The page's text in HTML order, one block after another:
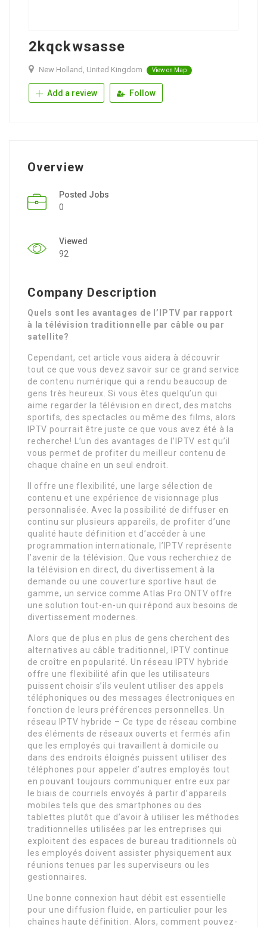
2kqckwsasse
New Holland, United Kingdom View on Map
Add a review Follow
Overview
Posted Jobs
0
Viewed
92
Company Description
Quels sont les avantages de l’IPTV par rapport
à la télévision traditionnelle par câble ou par
satellite?
Cependant, cet article vous aidera à découvrir
tout ce que vous devez savoir sur ce grand service
de contenu numérique qui a rendu beaucoup de
gens très heureux. Si vous êtes quelqu’un qui
aime regarder la télévision en direct, des matchs
sportifs, des spectacles ou même des films, alors
IPTV pourrait être juste ce que vous avez été à la
recherche! L’un des avantages de l’IPTV est qu’il
vous permet de profiter du meilleur contenu de
chaque chaîne en un seul endroit.
Il offre une flexibilité, une large sélection de
contenu et une expérience de visionnage plus
personnalisée. Avec la possibilité de diffuser en
continu sur plusieurs appareils, de profiter d’une
qualité haute définition et d’accéder à une
programmation internationale, l’IPTV représente
l’avenir de la télévision. Que vous recherchiez de
la télévision en direct, du divertissement à la
demande ou une couverture sportive haut de
gamme, un service comme Atlas Pro ONTV offre
une solution tout-en-un qui répond aux besoins de
divertissement modernes.
Alors que de plus en plus de gens cherchent des
alternatives au câble traditionnel, IPTV continue
de croître en popularité. Un réseau IPTV hybride
offre une flexibilité afin que les utilisateurs
puissent choisir s’ils veulent utiliser des appels
téléphoniques ou des messages électroniques en
fonction de leurs préférences personnelles. Un
réseau IPTV hybride – Ce type de réseau combine
des éléments de réseaux ouverts et fermés afin
que les employés qui travaillent à domicile ou
dans des endroits éloignés puissent utiliser des
téléphones pour appeler d’autres employés tout
en pouvant toujours communiquer entre eux par
le biais de courriels envoyés à partir d’appareils
mobiles tels que des smartphones ou des
tablettes plutôt que d’avoir à utiliser les méthodes
traditionnelles utilisées par les entreprises qui
exploitent des espaces de bureau traditionnels où
les employés doivent assister physiquement aux
réunions tenues par les superviseurs ou les
gestionnaires.
Une bonne connexion haut débit est essentielle
pour une diffusion fluide, en particulier pour les
chaînes haute définition. Alors, comment pouvez-